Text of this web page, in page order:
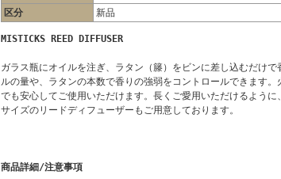
区分
新品
MISTICKS REED DIFFUSER
ガラス瓶にオイルを注ぎ、ラタン（籐）をビンに差し込むだけ
ルの量や、ラタンの本数で香りの強弱をコントロールできます
でも安心してご使用いただけます。長くご愛用いただけるよう
サイズのリードディフューザーもご用意しております。
商品詳細/注意事項